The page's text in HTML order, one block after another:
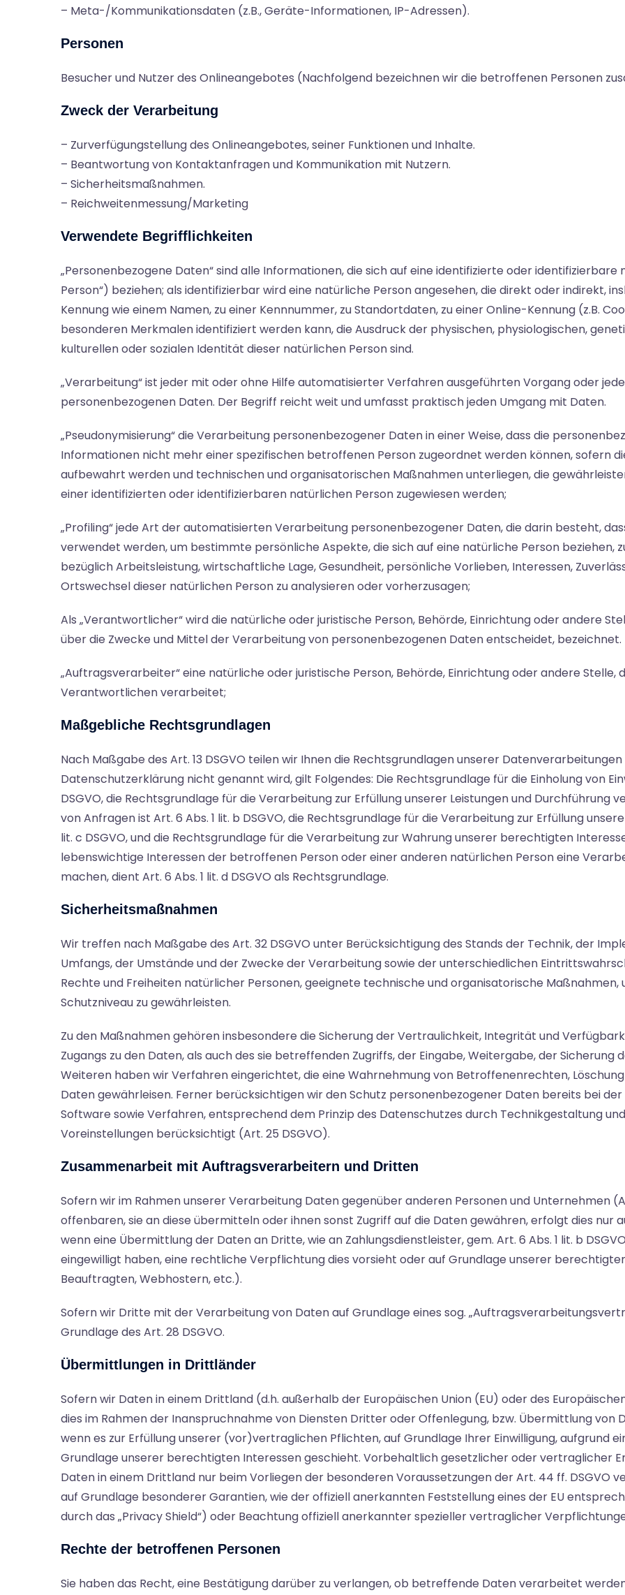
– Meta-/Kommunikationsdaten (z.B., Geräte-Informationen, IP-Adressen).
Personen
Besucher und Nutzer des Onlineangebotes (Nachfolgend bezeichnen wir die betroffenen Personen
Zweck der Verarbeitung
– Zurverfügungstellung des Onlineangebotes, seiner Funktionen und Inhalte.
– Beantwortung von Kontaktanfragen und Kommunikation mit Nutzern.
– Sicherheitsmaßnahmen.
– Reichweitenmessung/Marketing
Verwendete Begrifflichkeiten
„Personenbezogene Daten“ sind alle Informationen, die sich auf eine identifizierte oder
Person“) beziehen; als identifizierbar wird eine natürliche Person angesehen, die direkt oder indirekt,
Kennung wie einem Namen, zu einer Kennnummer, zu Standortdaten, zu einer Online-Kennung (z.B.
besonderen Merkmalen identifiziert werden kann, die Ausdruck der physischen, physiologischen,
kulturellen oder sozialen Identität dieser natürlichen Person sind.
„Verarbeitung“ ist jeder mit oder ohne Hilfe automatisierter Verfahren ausgeführten Vorgang oder
personenbezogenen Daten. Der Begriff reicht weit und umfasst praktisch jeden Umgang mit Daten.
„Pseudonymisierung“ die Verarbeitung personenbezogener Daten in einer Weise, dass die
Informationen nicht mehr einer spezifischen betroffenen Person zugeordnet werden können, sofern
aufbewahrt werden und technischen und organisatorischen Maßnahmen unterliegen, die
einer identifizierten oder identifizierbaren natürlichen Person zugewiesen werden;
„Profiling“ jede Art der automatisierten Verarbeitung personenbezogener Daten, die darin besteht,
verwendet werden, um bestimmte persönliche Aspekte, die sich auf eine natürliche Person beziehen,
bezüglich Arbeitsleistung, wirtschaftliche Lage, Gesundheit, persönliche Vorlieben, Interessen,
Ortswechsel dieser natürlichen Person zu analysieren oder vorherzusagen;
Als „Verantwortlicher“ wird die natürliche oder juristische Person, Behörde, Einrichtung oder andere
über die Zwecke und Mittel der Verarbeitung von personenbezogenen Daten entscheidet, bezeichnet.
„Auftragsverarbeiter“ eine natürliche oder juristische Person, Behörde, Einrichtung oder andere
Verantwortlichen verarbeitet;
Maßgebliche Rechtsgrundlagen
Nach Maßgabe des Art. 13 DSGVO teilen wir Ihnen die Rechtsgrundlagen unserer
Datenschutzerklärung nicht genannt wird, gilt Folgendes: Die Rechtsgrundlage für die Einholung von
DSGVO, die Rechtsgrundlage für die Verarbeitung zur Erfüllung unserer Leistungen und
von Anfragen ist Art. 6 Abs. 1 lit. b DSGVO, die Rechtsgrundlage für die Verarbeitung zur Erfüllung
lit. c DSGVO, und die Rechtsgrundlage für die Verarbeitung zur Wahrung unserer berechtigten
lebenswichtige Interessen der betroffenen Person oder einer anderen natürlichen Person eine
machen, dient Art. 6 Abs. 1 lit. d DSGVO als Rechtsgrundlage.
Sicherheitsmaßnahmen
Wir treffen nach Maßgabe des Art. 32 DSGVO unter Berücksichtigung des Stands der Technik, der
Umfangs, der Umstände und der Zwecke der Verarbeitung sowie der unterschiedlichen
Rechte und Freiheiten natürlicher Personen, geeignete technische und organisatorische Maßnahmen,
Schutzniveau zu gewährleisten.
Zu den Maßnahmen gehören insbesondere die Sicherung der Vertraulichkeit, Integrität und
Zugangs zu den Daten, als auch des sie betreffenden Zugriffs, der Eingabe, Weitergabe, der
Weiteren haben wir Verfahren eingerichtet, die eine Wahrnehmung von Betroffenenrechten,
Daten gewährleisen. Ferner berücksichtigen wir den Schutz personenbezogener Daten bereits bei der
Software sowie Verfahren, entsprechend dem Prinzip des Datenschutzes durch Technikgestaltung
Voreinstellungen berücksichtigt (Art. 25 DSGVO).
Zusammenarbeit mit Auftragsverarbeitern und Dritten
Sofern wir im Rahmen unserer Verarbeitung Daten gegenüber anderen Personen und Unternehmen
offenbaren, sie an diese übermitteln oder ihnen sonst Zugriff auf die Daten gewähren, erfolgt dies nur
wenn eine Übermittlung der Daten an Dritte, wie an Zahlungsdienstleister, gem. Art. 6 Abs. 1 lit. b
eingewilligt haben, eine rechtliche Verpflichtung dies vorsieht oder auf Grundlage unserer
Beauftragten, Webhostern, etc.).
Sofern wir Dritte mit der Verarbeitung von Daten auf Grundlage eines sog.
Grundlage des Art. 28 DSGVO.
Übermittlungen in Drittländer
Sofern wir Daten in einem Drittland (d.h. außerhalb der Europäischen Union (EU) oder des
dies im Rahmen der Inanspruchnahme von Diensten Dritter oder Offenlegung, bzw. Übermittlung von
wenn es zur Erfüllung unserer (vor)vertraglichen Pflichten, auf Grundlage Ihrer Einwilligung, aufgrund
Grundlage unserer berechtigten Interessen geschieht. Vorbehaltlich gesetzlicher oder vertraglicher
Daten in einem Drittland nur beim Vorliegen der besonderen Voraussetzungen der Art. 44 ff. DSGVO
auf Grundlage besonderer Garantien, wie der offiziell anerkannten Feststellung eines der EU
durch das „Privacy Shield“) oder Beachtung offiziell anerkannter spezieller vertraglicher
Rechte der betroffenen Personen
Sie haben das Recht, eine Bestätigung darüber zu verlangen, ob betreffende Daten verarbeitet